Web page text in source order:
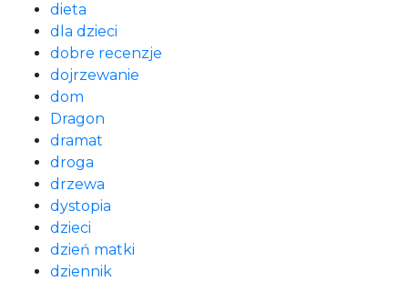
dieta
dla dzieci
dobre recenzje
dojrzewanie
dom
Dragon
dramat
droga
drzewa
dystopia
dzieci
dzień matki
dziennik